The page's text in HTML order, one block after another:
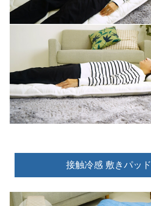
接触冷感 敷きパッド